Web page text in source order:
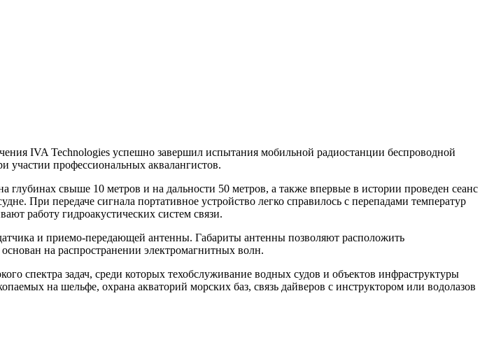
IVA Technologies успешно завершил испытания мобильной радиостанции беспроводной
профессиональных аквалангистов.
свыше 10 метров и на дальности 50 метров, а также впервые в истории проведен сеанс
При передаче сигнала портативное устройство легко справилось с перепадами температур
работу гидроакустических систем связи.
и приемо-передающей антенны. Габариты антенны позволяют расположить
на распространении электромагнитных волн.
спектра задач, среди которых техобслуживание водных судов и объектов инфраструктуры
на шельфе, охрана акваторий морских баз, связь дайверов с инструктором или водолазов